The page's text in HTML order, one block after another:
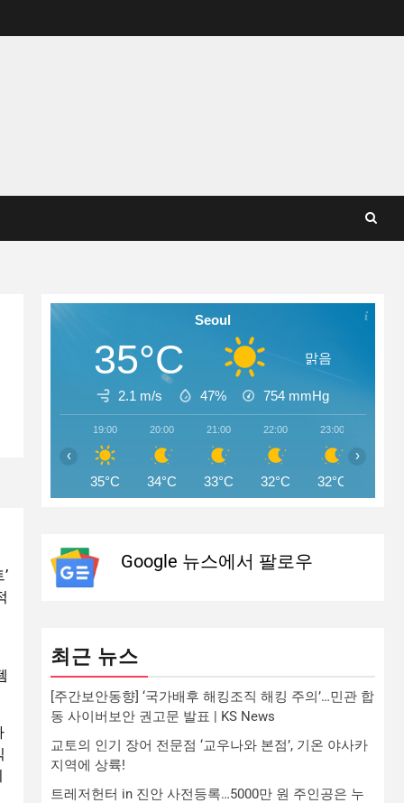
Seoul
35°C 맑음
2.1 m/s 47% 754 mmHg
19:00
35°C
20:00
34°C
21:00
33°C
22:00
32°C
23:00
32°C
‹ ›
Google 뉴스에서 팔로우
최근 뉴스
[주간보안동향] ‘국가배후 해킹조직 해킹 주의’…민관 합
동 사이버보안 권고문 발표 | KS News
교토의 인기 장어 전문점 ‘교우나와 본점’, 기온 야사카
지역에 상륙!
트레저헌터 in 진안 사전등록…5000만 원 주인공은 누